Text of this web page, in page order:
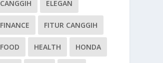
CANGGIH ELEGAN
FINANCE FITUR CANGGIH
FOOD HEALTH HONDA